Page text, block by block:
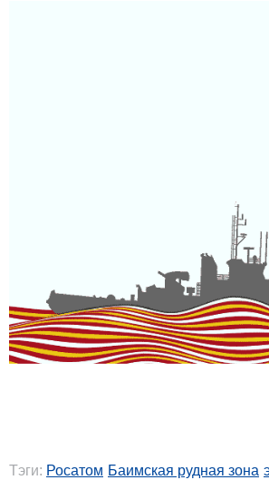
Тэги: Росатом Баимская рудная зона